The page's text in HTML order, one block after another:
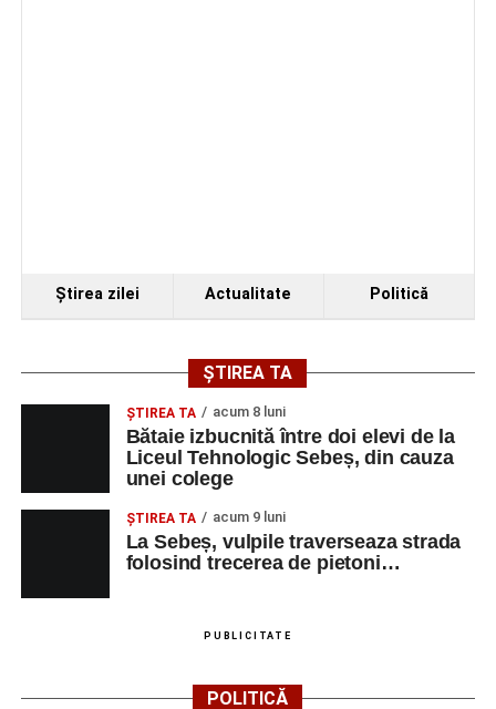
Ştirea zilei Actualitate Politică
ȘTIREA TA
ŞTIREA TA acum 8 luni
Bătaie izbucnită între doi elevi de la
Liceul Tehnologic Sebeș, din cauza
unei colege
ŞTIREA TA acum 9 luni
La Sebeș, vulpile traverseaza strada
folosind trecerea de pietoni…
PUBLICITATE
POLITICĂ